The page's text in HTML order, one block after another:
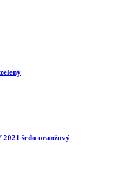
2021 šedo-oranžový